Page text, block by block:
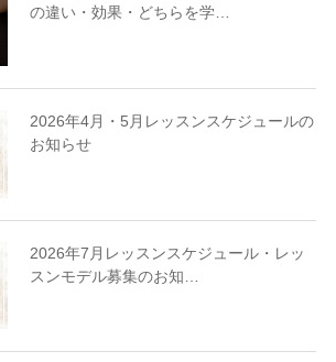
の違い・効果・どちらを学…
2026年4月・5月レッスンスケジュールの
お知らせ
2026年7月レッスンスケジュール・レッ
スンモデル募集のお知…